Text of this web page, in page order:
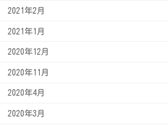
2021年2月
2021年1月
2020年12月
2020年11月
2020年4月
2020年3月